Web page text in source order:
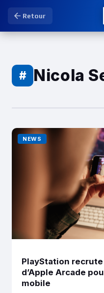
Retour
# Nicola
NEWS
PlayStation
d’Apple Arcade
mobile